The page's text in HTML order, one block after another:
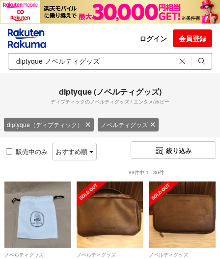
ログイン 会員登録
diptyque (ノベルティグッズ)
ディプティックのノベルティグッズ / エンタメ/ホビー
diptyque（ディプティック） ノベルティグッズ
販売中のみ おすすめ順 絞り込み
99件中 1 - 36件
ノベルティグッズ ノベルティグッズ ノベルティグッズ